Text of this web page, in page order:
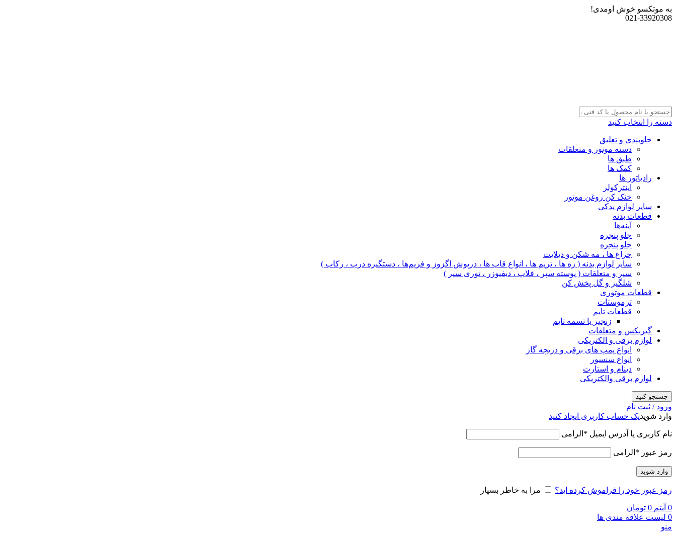
به موتکسو خوش اومدی!
021-33920308
دسته را انتخاب کنید
جلوبندی و تعلیق
دسته موتور و متعلقات
طبق ها
کمک ها
رادیاتور ها
اینترکولر
خنک کن روغن موتور
سایر لوازم یدکی
قطعات بدنه
آینه‌ها
جلو پنجره
جلو پنجره
چراغ‌ ها ، مه‌ شکن و دیلایت
سایر لوازم بدنه ( زه ها ، تریم ها ، انواع قاب ها ، درپوش اگزوز و فریم‌ها ، دستگیره درب ، رکاب )
سپر و متعلقات ( پوسته سپر ، فلاپ ، دیفیوزر ، توری سپر )
شلگیر و گل‌ پخش‌ کن
قطعات موتوری
ترموستات
قطعات تایم
زنجیر یا تسمه تایم
گیربکس و متعلقات
لوازم برقی و الکتریکی
انواع پمپ های برقی و دریچه گاز
انواع سنسور
دینام و استارت
لوازم برقی والکتریکی
جستجو کنید
ورود / ثبت نام
وارد شویدیک حساب کاربری ایجاد کنید
نام کاربری یا آدرس ایمیل * الزامی
رمز عبور * الزامی
وارد شوید
رمز عبور خود را فراموش کرده اید؟ مرا به خاطر بسپار
0 آیتم 0 تومان
0 لیست علاقه مندی ها
منو